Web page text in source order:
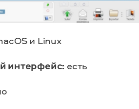
и Linux
интерфейс: есть